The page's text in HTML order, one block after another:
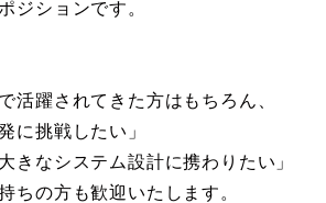
ジションです。
活躍されてきた方はもちろん、
に挑戦したい」
きなシステム設計に携わりたい」
ちの方も歓迎いたします。